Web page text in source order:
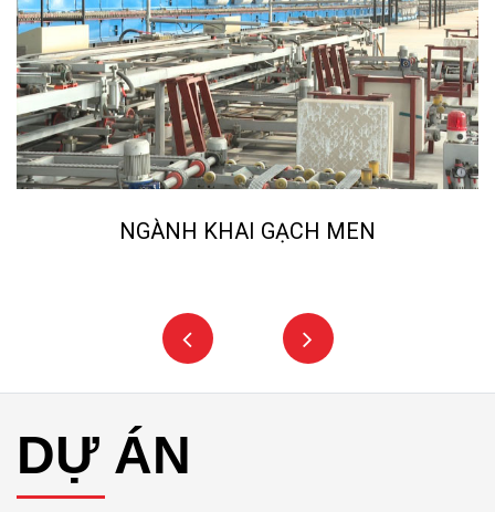
NGÀNH KHAI GẠCH MEN
DỰ ÁN